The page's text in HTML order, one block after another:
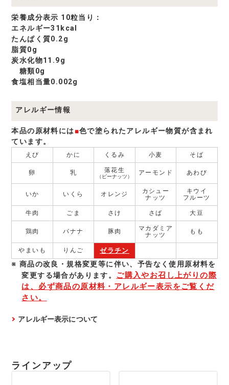
栄養成分表示 10粒当り：
エネルギー31kcal
たんぱく質0.2g
脂質0g
炭水化物11.9g
糖類0g
食塩相当量0.002g
アレルギー情報
本品の原材料には■色で塗られたアレルギー物質が含まれ
ています。
えび かに くるみ 小麦 そば
卵 乳 落花生
（ピーナッツ） アーモンド あわび
いか いくら オレンジ
カシュー
ナッツ
キウイ
フルーツ
牛肉 ごま さけ さば 大豆
鶏肉 バナナ 豚肉
マカダミア
ナッツ
もも
やまいも りんご ゼラチン
商品の改良・規格変更等に伴い、予告なく使⽤原材料を
変更する場合があります。 ご購入やお召し上がりの際
は、必ず商品の原材料・アレルギー表示をご覧くだ
さい。
アレルギー表示について
ラインアップ